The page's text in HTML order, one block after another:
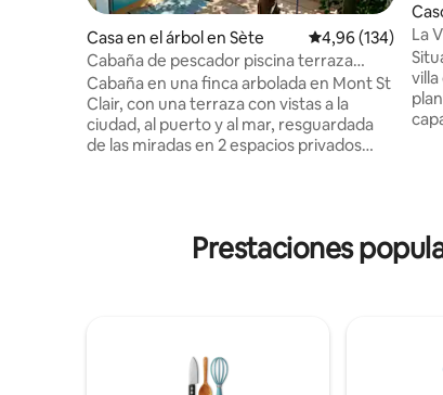
Casa en el árbol en Sète Calificación
4,96 (134)
Cabaña de pescador piscina terraza
vistas mar ciudad
Cabaña en una finca arbolada en Mont St
Clair, con una terraza con vistas a la
ciudad, al puerto y al mar, resguardada
de las miradas en 2 espacios privados
verano de 6 m², abierta a una terraza de
habitación para 1 vehículo
La
villa
Prestaciones